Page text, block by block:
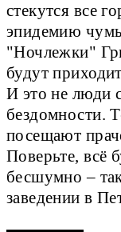
стекутся все
эпидемию
"Ночлежки"
будут
И это не люди
бездомности.
посещают
Поверьте, всё
бесшумно –
заведении в